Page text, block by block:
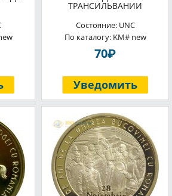
ТРАНСИЛЬВАНИИ
Состояние: UNC
По каталогу: KM# new
70P
Уведомить